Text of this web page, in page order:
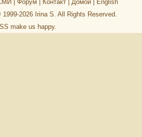
Форум Контакт| Домой|
English
2026 Irina S. All Rights Reserved.
make us happy.